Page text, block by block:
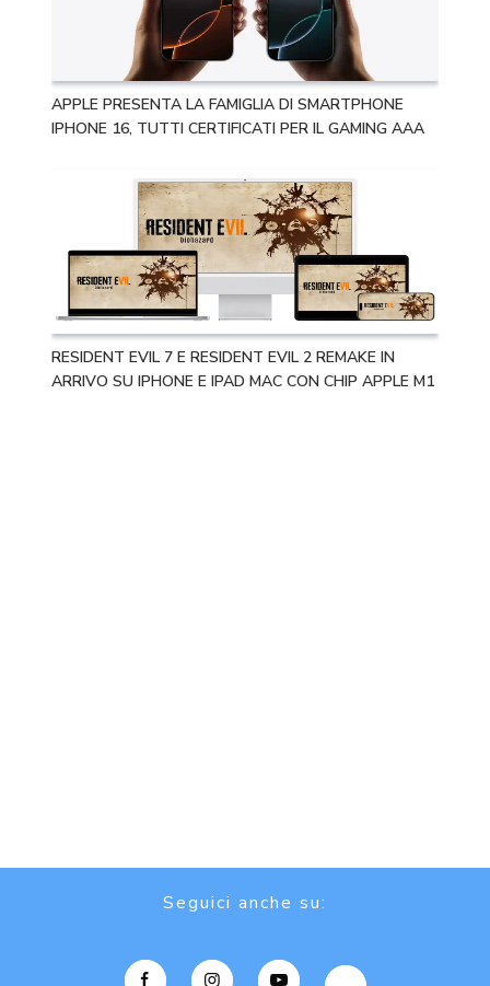
APPLE PRESENTA LA FAMIGLIA DI SMARTPHONE
IPHONE 16, TUTTI CERTIFICATI PER IL GAMING AAA
RESIDENT EVIL 7 E RESIDENT EVIL 2 REMAKE IN
ARRIVO SU IPHONE E IPAD MAC CON CHIP APPLE M1
Seguici anche su: